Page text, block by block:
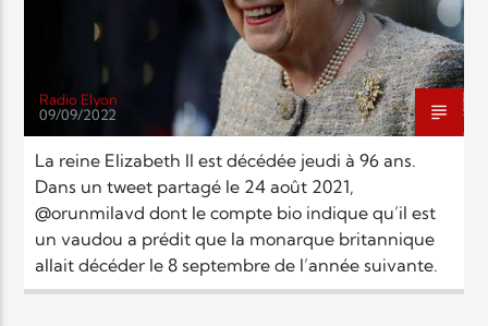
Radio Elyon
09/09/2022
La reine Elizabeth II est décédée jeudi à 96 ans.
Dans un tweet partagé le 24 août 2021,
@orunmilavd dont le compte bio indique qu’il est
un vaudou a prédit que la monarque britannique
allait décéder le 8 septembre de l’année suivante.